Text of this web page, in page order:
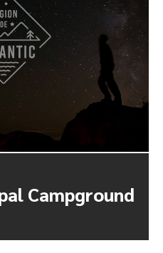
Campground